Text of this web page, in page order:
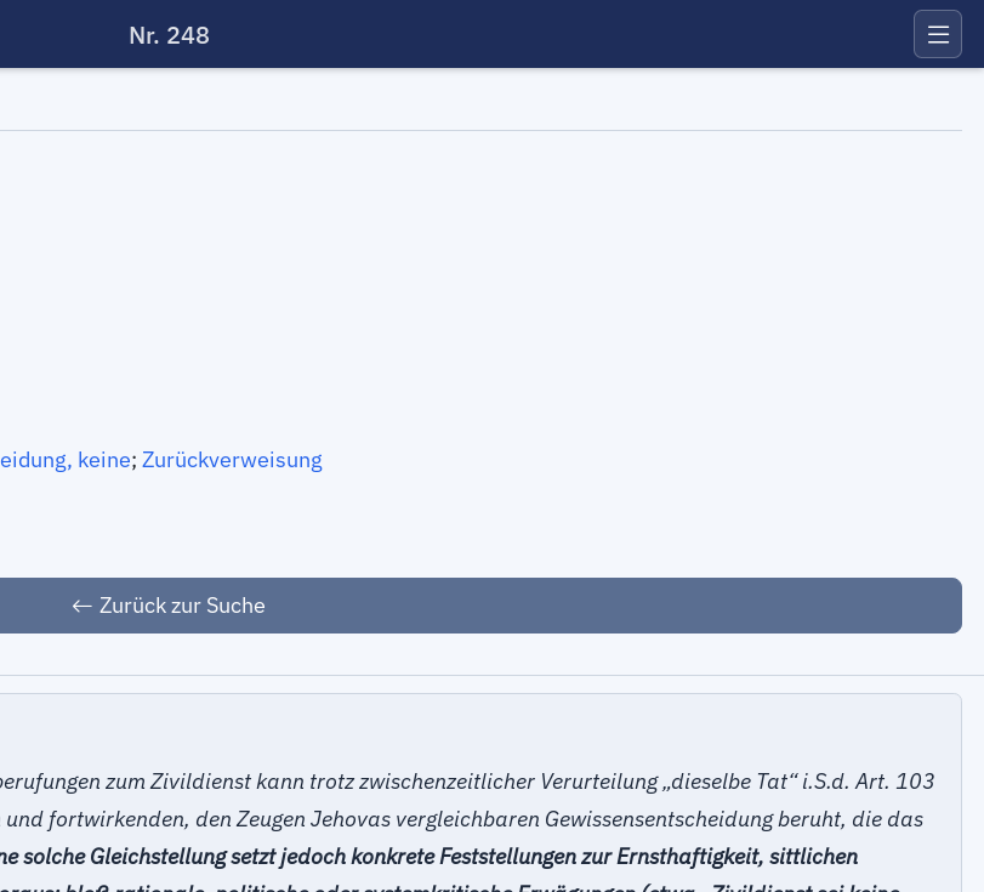
Nr. 248
keine;Zurückverweisung
Zurück zur Suche
zum Zivildienst kann trotz zwischenzeitlicher Verurteilung „dieselbe Tat“ i.S.d. Art. 103
fortwirkenden, den Zeugen Jehovas vergleichbaren Gewissensentscheidung beruht, die das
solche Gleichstellung setzt jedoch konkrete Feststellungen zur Ernsthaftigkeit, sittlichen